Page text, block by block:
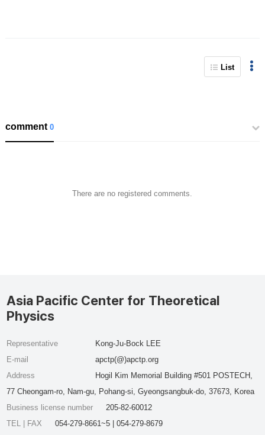
List
comment0
There are no registered comments.
Asia Pacific Center for Theoretical
Physics
Representative
Kong-Ju-Bock LEE
E-mail
apctp(@)apctp.org
Address
Hogil Kim Memorial Building #501 POSTECH,
77 Cheongam-ro, Nam-gu, Pohang-si, Gyeongsangbuk-do, 37673, Korea
Business license number
205-82-60012
TEL | FAX
054-279-8661~5 | 054-279-8679